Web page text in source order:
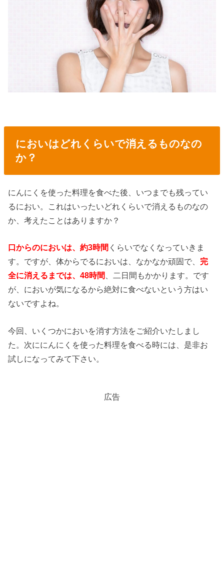
においはどれくらいで消えるものなの
か？
にんにくを使った料理を食べた後、いつまでも残ってい
るにおい。これはいったいどれくらいで消えるものなの
か、考えたことはありますか？
口からのにおいは、約3時間 くらいでなくなっていきま
す。ですが、体からでるにおいは、なかなか頑固で、 完
全に消えるまでは、48時間
、二日間もかかります。です
が、においが気になるから絶対に食べないという方はい
ないですよね。
今回、いくつかにおいを消す方法をご紹介いたしまし
た。次ににんにくを使った料理を食べる時には、是非お
試しになってみて下さい。
広告